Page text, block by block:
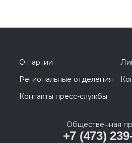
О партии
Региональные отделения
Контакты пресс-службы
Общественная
+7 (473)